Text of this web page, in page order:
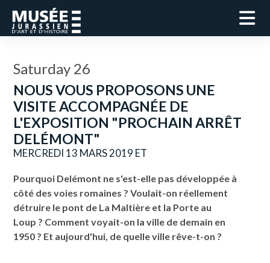
Saturday 26
NOUS VOUS PROPOSONS UNE
VISITE ACCOMPAGNÉE DE
L'EXPOSITION "PROCHAIN ARRÊT
DELÉMONT"
MERCREDI 13 MARS 2019 ET
Pourquoi Delémont ne s'est-elle pas développée à
côté des voies romaines ?Voulait-on réellement
détruire le pont de La Maltière et la Porte au
Loup ? Comment voyait-on la ville de demain en
1950 ? Et aujourd'hui, de quelle ville rêve-t-on ?